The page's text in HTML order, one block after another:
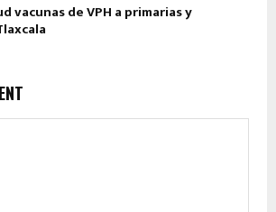
vacunas de VPH a primarias y